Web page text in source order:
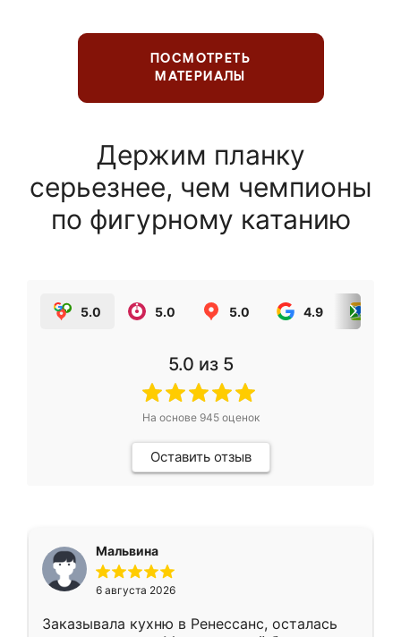
ПОСМОТРЕТЬ
МАТЕРИАЛЫ
Держим планку
серьезнее, чем чемпионы
по фигурному катанию
5.0 5.0 5.0 4.9
5.0 из 5
На основе 945оценок
Оставить отзыв
Мальвина
6 августа 2026
Заказывала кухню в Ренессанс, осталась